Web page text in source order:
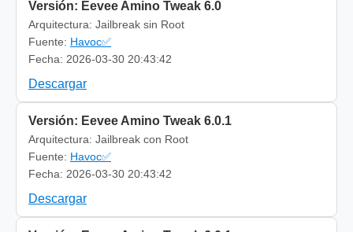
Versión: Eevee Amino Tweak 6.0
Arquitectura: Jailbreak sin Root
Fuente: Havoc✅
Fecha: 2026-03-30 20:43:42
Descargar
Versión: Eevee Amino Tweak 6.0.1
Arquitectura: Jailbreak con Root
Fuente: Havoc✅
Fecha: 2026-03-30 20:43:42
Descargar